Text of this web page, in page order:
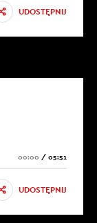
UDOSTĘPNIJ
00:00 / 05:51
UDOSTĘPNIJ